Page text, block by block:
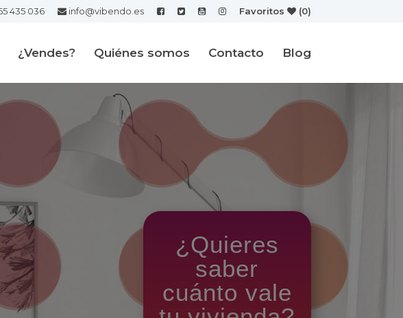
435 036 info@vibendo.es Favoritos (0)
¿Vendes? Quiénes somos Contacto Blog
¿Quieres
saber
cuánto vale